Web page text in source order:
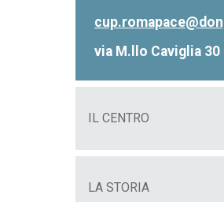
via M.llo Caviglia 30
IL CENTRO
LA STORIA